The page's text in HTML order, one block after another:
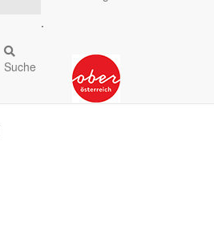
.
Suche